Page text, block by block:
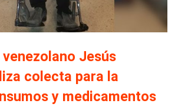
Jesús
colecta para la
y medicamentos